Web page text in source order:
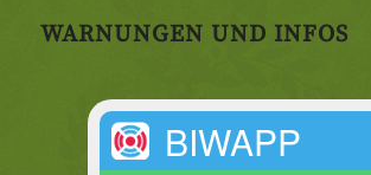
WARNUNGEN UND INFOS
BIWAPP